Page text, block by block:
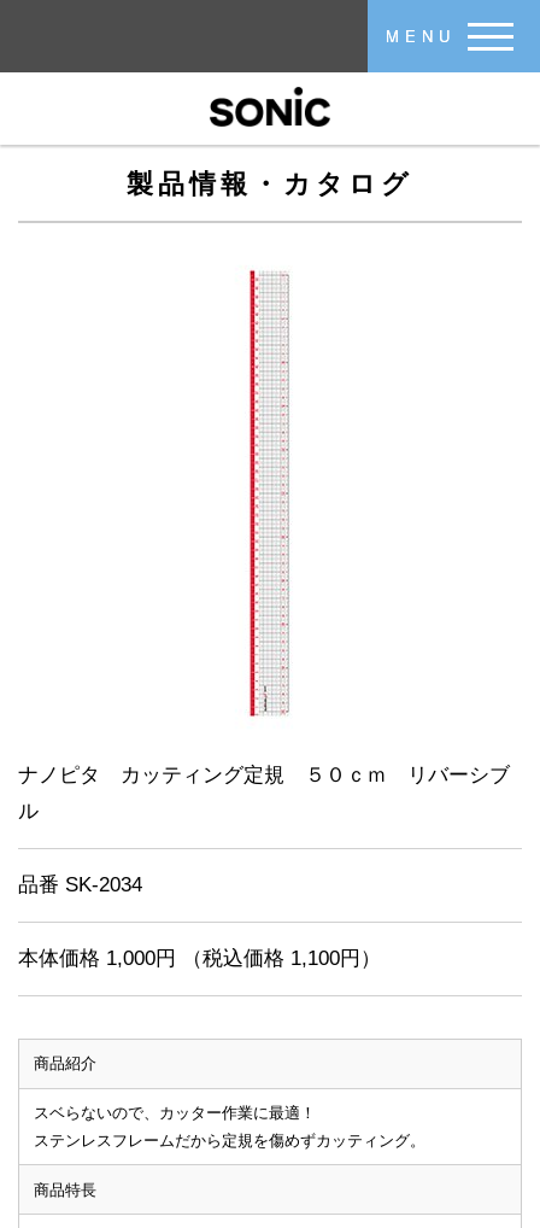
MENU
製品情報・カタログ
ナノピタ カッティング定規 ５０ｃｍ リバーシブ
ル
品番 SK-2034
本体価格 1,000円 （税込価格 1,100円）
商品紹介
スベらないので、カッター作業に最適！
ステンレスフレームだから定規を傷めずカッティング。
商品特長